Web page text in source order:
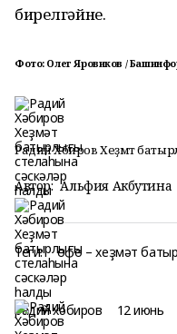
бирелгәйне.
Фото: Олег Яровиков /
Радий Хәбиров Хеҙмәт
Автор: Альфия Акбутина
Теги: өфө – хеҙмәт
радий хәбиров 12 июнь